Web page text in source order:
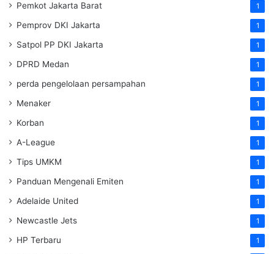
Pemkot Jakarta Barat 1
Pemprov DKI Jakarta 1
Satpol PP DKI Jakarta 1
DPRD Medan 1
perda pengelolaan persampahan 1
Menaker 1
Korban 1
A-League 1
Tips UMKM 1
Panduan Mengenali Emiten 1
Adelaide United 1
Newcastle Jets 1
HP Terbaru 1